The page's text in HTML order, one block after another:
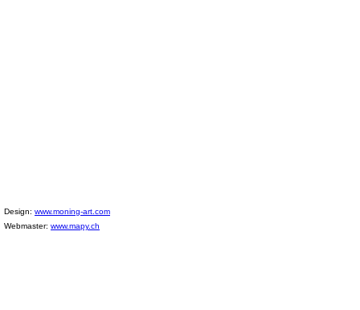
Design: www.moning-art.com
Webmaster: www.mapy.ch